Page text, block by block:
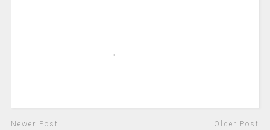
Newer Post Older Post